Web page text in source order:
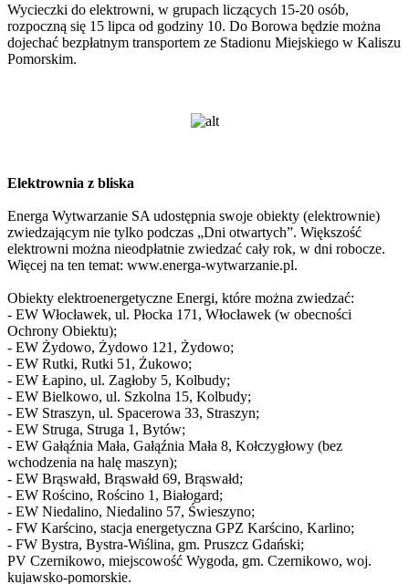
Wycieczki do elektrowni, w grupach liczących 15-20 osób,
rozpoczną się 15 lipca od godziny 10. Do Borowa będzie można
dojechać bezpłatnym transportem ze Stadionu Miejskiego w Kaliszu
Pomorskim.
Elektrownia z bliska
Energa Wytwarzanie SA udostępnia swoje obiekty (elektrownie)
zwiedzającym nie tylko podczas „Dni otwartych”. Większość
elektrowni można nieodpłatnie zwiedzać cały rok, w dni robocze.
Więcej na ten temat: www.energa-wytwarzanie.pl.
Obiekty elektroenergetyczne Energi, które można zwiedzać:
- EW Włocławek, ul. Płocka 171, Włocławek (w obecności
Ochrony Obiektu);
- EW Żydowo, Żydowo 121, Żydowo;
- EW Rutki, Rutki 51, Żukowo;
- EW Łapino, ul. Zagłoby 5, Kolbudy;
- EW Bielkowo, ul. Szkolna 15, Kolbudy;
- EW Straszyn, ul. Spacerowa 33, Straszyn;
- EW Struga, Struga 1, Bytów;
- EW Gałąźnia Mała, Gałąźnia Mała 8, Kołczygłowy (bez
wchodzenia na halę maszyn);
- EW Brąswałd, Brąswałd 69, Brąswałd;
- EW Rościno, Rościno 1, Białogard;
- EW Niedalino, Niedalino 57, Świeszyno;
- FW Karścino, stacja energetyczna GPZ Karścino, Karlino;
- FW Bystra, Bystra-Wiślina, gm. Pruszcz Gdański;
PV Czernikowo, miejscowość Wygoda, gm. Czernikowo, woj.
kujawsko-pomorskie.